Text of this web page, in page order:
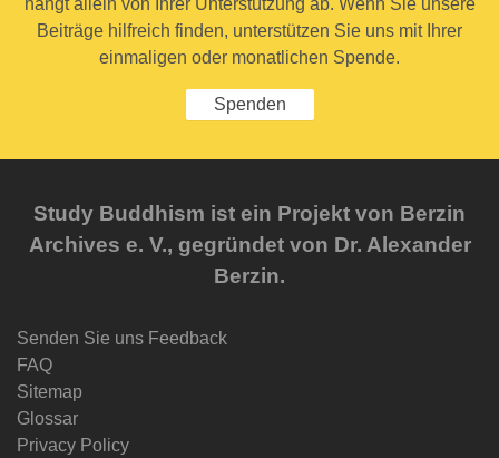
Beiträge hilfreich finden, unterstützen Sie uns mit Ihrer
einmaligen oder monatlichen Spende.
Spenden
Study Buddhism ist ein Projekt von Berzin
Archives e. V., gegründet von Dr. Alexander
Berzin.
Senden Sie uns Feedback
FAQ
Sitemap
Glossar
Privacy Policy